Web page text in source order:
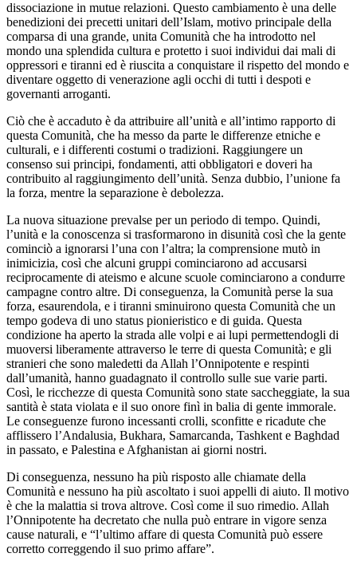
dissociazione in mutue relazioni. Questo cambiamento è una delle
benedizioni dei precetti unitari dell’Islam, motivo principale della
comparsa di una grande, unita Comunità che ha introdotto nel
mondo una splendida cultura e protetto i suoi individui dai mali di
oppressori e tiranni ed è riuscita a conquistare il rispetto del mondo e
diventare oggetto di venerazione agli occhi di tutti i despoti e
governanti arroganti.
Ciò che è accaduto è da attribuire all’unità e all’intimo rapporto di
questa Comunità, che ha messo da parte le differenze etniche e
culturali, e i differenti costumi o tradizioni. Raggiungere un
consenso sui principi, fondamenti, atti obbligatori e doveri ha
contribuito al raggiungimento dell’unità. Senza dubbio, l’unione fa
la forza, mentre la separazione è debolezza.
La nuova situazione prevalse per un periodo di tempo. Quindi,
l’unità e la conoscenza si trasformarono in disunità così che la gente
cominciò a ignorarsi l’una con l’altra; la comprensione mutò in
inimicizia, così che alcuni gruppi cominciarono ad accusarsi
reciprocamente di ateismo e alcune scuole cominciarono a condurre
campagne contro altre. Di conseguenza, la Comunità perse la sua
forza, esaurendola, e i tiranni sminuirono questa Comunità che un
tempo godeva di uno status pionieristico e di guida. Questa
condizione ha aperto la strada alle volpi e ai lupi permettendogli di
muoversi liberamente attraverso le terre di questa Comunità; e gli
stranieri che sono maledetti da Allah l’Onnipotente e respinti
dall’umanità, hanno guadagnato il controllo sulle sue varie parti.
Così, le ricchezze di questa Comunità sono state saccheggiate, la sua
santità è stata violata e il suo onore finì in balia di gente immorale.
Le conseguenze furono incessanti crolli, sconfitte e ricadute che
afflissero l’Andalusia, Bukhara, Samarcanda, Tashkent e Baghdad
in passato, e Palestina e Afghanistan ai giorni nostri.
Di conseguenza, nessuno ha più risposto alle chiamate della
Comunità e nessuno ha più ascoltato i suoi appelli di aiuto. Il motivo
è che la malattia si trova altrove. Così come il suo rimedio. Allah
l’Onnipotente ha decretato che nulla può entrare in vigore senza
cause naturali, e “l’ultimo affare di questa Comunità può essere
corretto correggendo il suo primo affare”.